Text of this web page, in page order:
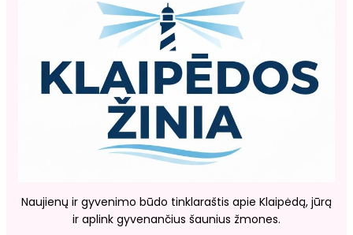
Naujienų ir gyvenimo būdo tinklaraštis apie Klaipėdą, jūrą
ir aplink gyvenančius šaunius žmones.